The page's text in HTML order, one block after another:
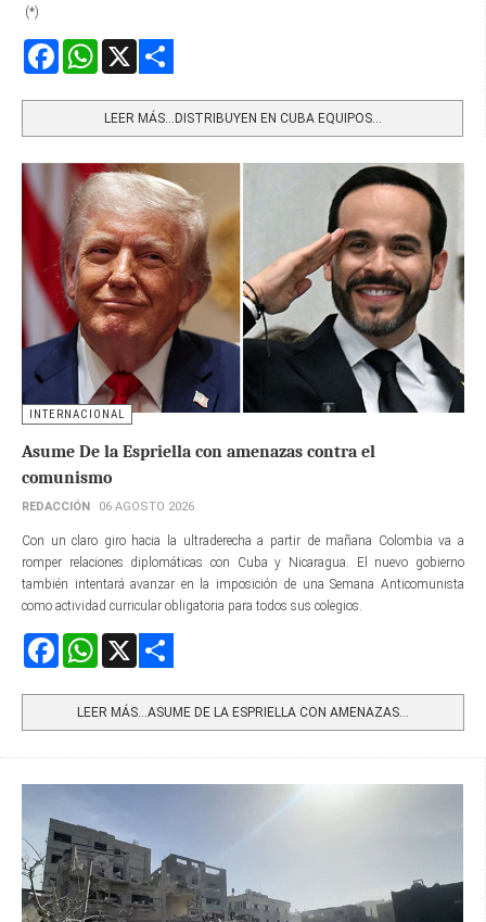
(*)
FacebookWhatsApp
LEER MÁS…DISTRIBUYEN EN CUBA EQUIPOS...
INTERNACIONAL
Asume De la Espriella con amenazas contra el
comunismo
REDACCIÓN 06 AGOSTO 2026
Con un claro giro hacia la ultraderecha a partir de mañana Colombia va a
romper relaciones diplomáticas con Cuba y Nicaragua. El nuevo gobierno
también intentará avanzar en la imposición de una Semana Anticomunista
como actividad curricular obligatoria para todos sus colegios.
FacebookWhatsApp
LEER MÁS…ASUME DE LA ESPRIELLA CON AMENAZAS...